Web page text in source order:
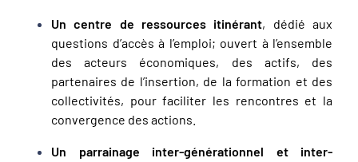
Un centre de ressources itinérant, dédié aux
questions d’accès à l’emploi; ouvert à l’ensemble
des acteurs économiques, des actifs, des
partenaires de l’insertion, de la formation et des
collectivités, pour faciliter les rencontres et la
convergence des actions.
Un parrainage inter-générationnel et inter-